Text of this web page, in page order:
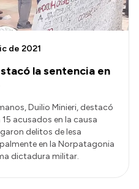
la sentencia en
de 2021
Duilio Minieri, destacó
acusados en la causa
delitos de lesa
en la Norpatagonia
dictadura militar.